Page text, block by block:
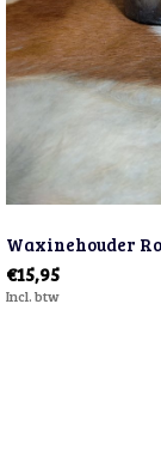
Waxinehouder
€15,95
Incl. btw